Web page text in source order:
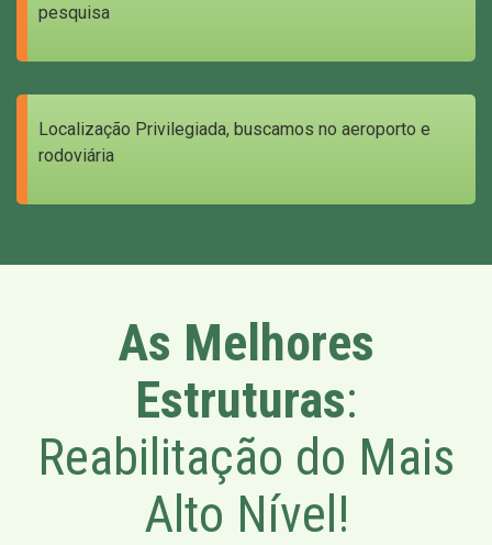
pesquisa
Localização Privilegiada, buscamos no aeroporto e
rodoviária
As Melhores
Estruturas:
Reabilitação do Mais
Alto Nível!